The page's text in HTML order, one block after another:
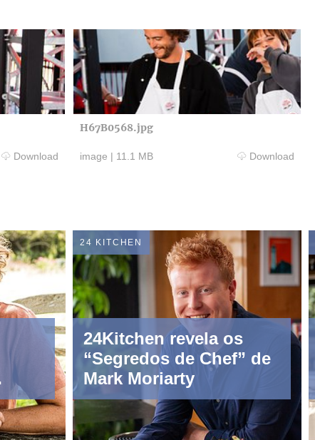
Download
H67B0568.jpg
image | 11.1 MB Download
24 KITCHEN
24Kitchen revela os
“Segredos de Chef” de
Mark Moriarty